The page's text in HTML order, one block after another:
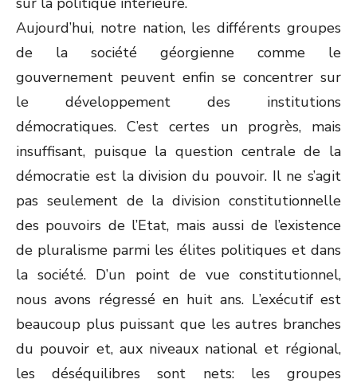
Aujourd’hui, notre nation, les différents groupes
de la société géorgienne comme le
gouvernement peuvent enfin se concentrer sur
le développement des institutions
démocratiques. C’est certes un progrès, mais
insuffisant, puisque la question centrale de la
démocratie est la division du pouvoir. Il ne s’agit
pas seulement de la division constitutionnelle
des pouvoirs de l’Etat, mais aussi de l’existence
de pluralisme parmi les élites politiques et dans
la société. D’un point de vue constitutionnel,
nous avons régressé en huit ans. L’exécutif est
beaucoup plus puissant que les autres branches
du pouvoir et, aux niveaux national et régional,
les déséquilibres sont nets: les groupes